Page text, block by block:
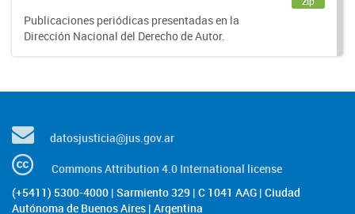
Publicaciones periódicas presentadas en la
Dirección Nacional del Derecho de Autor.
datosjusticia@jus.gov.ar
Commons Attribution 4.0 International license
(+5411) 5300-4000 | Sarmiento 329 | C 1041 AAG | Ciudad
Autónoma de Buenos Aires | Argentina